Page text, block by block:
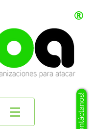
®
¡Contáctanos!